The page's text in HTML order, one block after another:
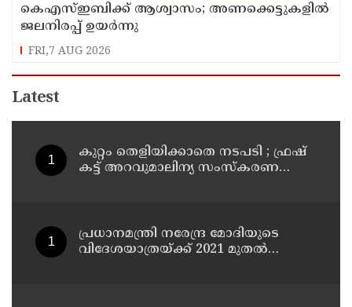
കെഎസ്ഇബിക്ക് ആശ്വാസം; അണക്കെട്ടുകളില്‍
ജലനിരപ്പ് ഉയര്‍ന്നു
FRI,7 AUG 2026
Latest
കുറ്റം തെളിയിക്കാതെ നടപടി ; ഫ്രഷ്
കട്ട് അറവുമാലിന്യ സംസ്‌കരണ
പ്രധാനമന്ത്രി നരേന്ദ്ര മോദിയുടെ
വിദേശയാത്രയ്ക്ക് 2021 മുതല്‍